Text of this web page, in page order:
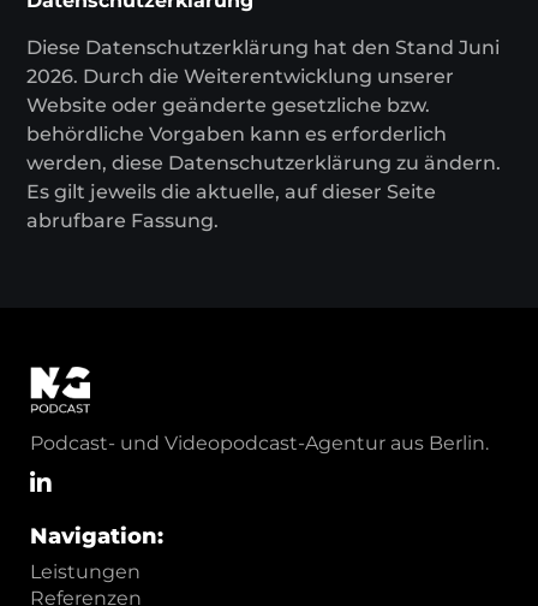
Diese Datenschutzerklärung hat den Stand Juni
2026. Durch die Weiterentwicklung unserer
Website oder geänderte gesetzliche bzw.
behördliche Vorgaben kann es erforderlich
werden, diese Datenschutzerklärung zu ändern.
Es gilt jeweils die aktuelle, auf dieser Seite
abrufbare Fassung.
Podcast- und Videopodcast-Agentur aus Berlin.
Navigation:
Leistungen
Referenzen